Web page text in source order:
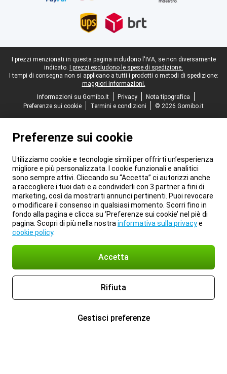
Piè di pagina legale
I prezzi menzionati in questa pagina includono l'IVA, se non diversamente
indicato.
I prezzi escludono le spese di spedizione.
I tempi di consegna non si applicano a tutti i prodotti o metodi di spedizione:
maggiori informazioni.
Informazioni su Gomibo.it
Privacy
Nota tipografica
Preferenze sui cookie
Termini e condizioni © 2026 Gomibo.it
Preferenze sui cookie
Utilizziamo cookie e tecnologie simili per offrirti un’esperienza
migliore e più personalizzata. I cookie funzionali e analitici
sono sempre attivi. Cliccando su “Accetta” ci autorizzi anche
a raccogliere i tuoi dati e a condividerli con 3 partner a fini di
marketing, così da mostrarti annunci pertinenti. Puoi revocare
o modificare il consenso in qualsiasi momento. Scorri fino in
fondo alla pagina e clicca su ‘Preferenze sui cookie’ nel piè di
pagina. Scopri di più nella nostra informativa sulla privacye
cookie policy.
Accetta
Rifiuta
Gestisci preferenze